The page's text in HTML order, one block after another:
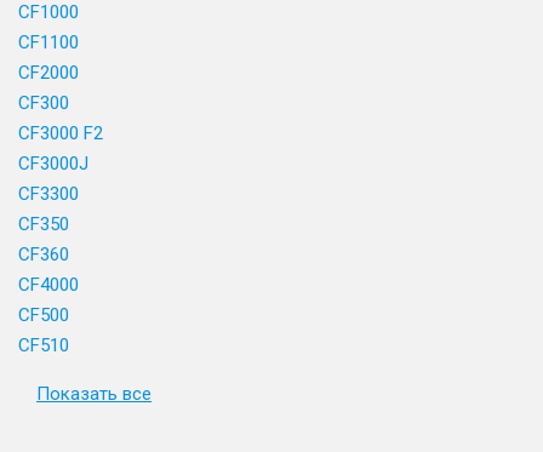
CF1000
CF1100
CF2000
CF300
CF3000 F2
CF3000J
CF3300
CF350
CF360
CF4000
CF500
CF510
Показать все